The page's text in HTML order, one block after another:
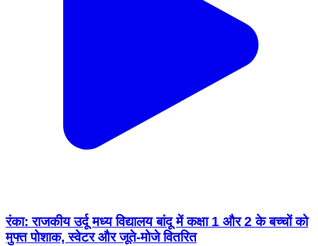
रंका: राजकीय उर्दू मध्य विद्यालय बांदू में कक्षा 1 और 2 के बच्चों को
मुफ्त पोशाक, स्वेटर और जूते-मोजे वितरित